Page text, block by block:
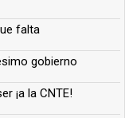
falta
gobierno
¡a la CNTE!